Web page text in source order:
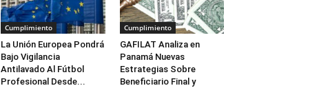
Cumplimiento
La Unión Europea Pondrá
Bajo Vigilancia
Antilavado Al Fútbol
Profesional Desde...
Cumplimiento
GAFILAT Analiza en
Panamá Nuevas
Estrategias Sobre
Beneficiario Final y